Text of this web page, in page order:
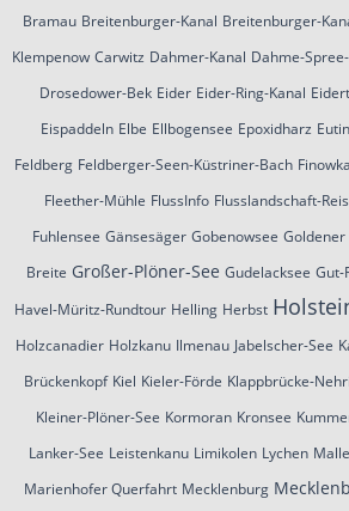
Bramau Breitenburger-Kanal Breitenburger-
Klempenow Carwitz Dahmer-Kanal Dahme-
Drosedower-Bek Eider Eider-Ring-Kanal
Eispaddeln Elbe Ellbogensee Epoxidharz Eutin
Feldberg Feldberger-Seen-Küstriner-Bach
Fleether-Mühle FlussInfo Flusslandschaft-
Fuhlensee Gänsesäger Gobenowsee
Breite Großer-Plöner-See Gudelacksee Gut-
Havel-Müritz-Rundtour Helling Herbst
Holzcanadier Holzkanu Ilmenau Jabelscher-See
Brückenkopf Kiel Kieler-Förde Klappbrücke-
Kleiner-Plöner-See Kormoran Kronsee
Lanker-See Leistenkanu Limikolen Lychen
Marienhofer Querfahrt Mecklenburg